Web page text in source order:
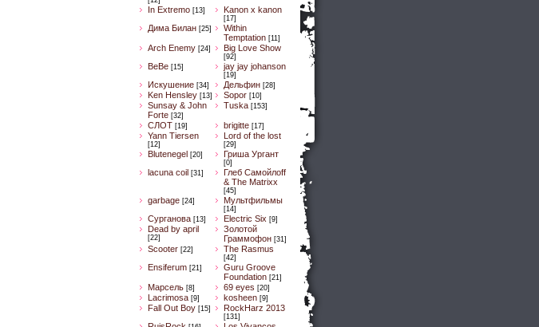
In Extremo [13] Kanon x kanon
[17]
Дима Билан [25]
Within
Temptation [11]
Arch Enemy [24] Big Love Show
[92]
BeBe [15] jay jay johanson
[19]
Искушение [34] Дельфин [28]
Ken Hensley [13] Sopor [10]
Sunsay & John
Forte [32]
Tuska [153]
CЛОТ [19] brigitte [17]
Yann Tiersen
[12]
Lord of the lost
[29]
Blutenegel [20] Гриша Ургант
[0]
lacuna coil [31]
Глеб Самойлоff
& The Matrixx
[45]
garbage [24] Мультфильмы
[14]
Сурганова [13] Electric Six [9]
Dead by april
[22]
Золотой
Граммофон [31]
Scooter [22] The Rasmus
[42]
Ensiferum [21]
Guru Groove
Foundation [21]
Марсель [8] 69 eyes [20]
Lacrimosa [9] kosheen [9]
Fall Out Boy [15] RockHarz 2013
[131]